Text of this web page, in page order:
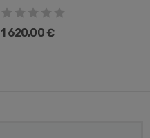
1 620,00 €